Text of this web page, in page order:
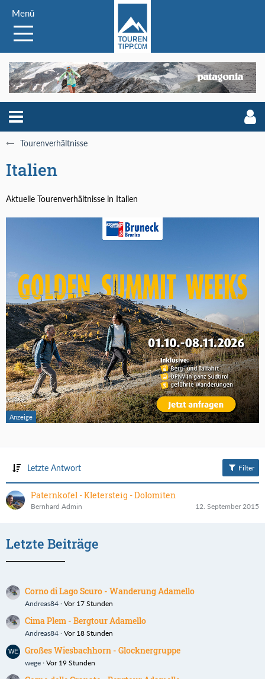
Menü
Tourenverhältnisse
Italien
Aktuelle Tourenverhältnisse in Italien
Letzte Antwort Filter
Paternkofel - Kletersteig - Dolomiten
Bernhard Admin 12. September 2015
Letzte Beiträge
Corno di Lago Scuro - Wanderung Adamello
Andreas84 Vor 17 Stunden
Cima Plem - Bergtour Adamello
Andreas84 Vor 18 Stunden
Großes Wiesbachhorn - Glocknergruppe
wege Vor 19 Stunden